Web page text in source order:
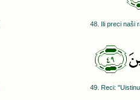
48. Ili preci naši
﴿٤٩﴾
49. Reci: